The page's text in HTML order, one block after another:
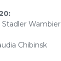
Stadler Wambier
Chibinsk